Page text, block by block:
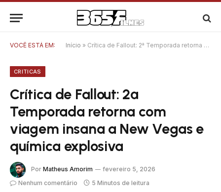
VOCÊ ESTÁ EM: Início » Crítica de Fallout: 2ª Temporada retorna com viagem insana a New Vegas e química explosiva
CRITICAS
Crítica de Fallout: 2ª
Temporada retorna com
viagem insana a New Vegas e
química explosiva
Por Matheus Amorim
fevereiro 5, 2026
Nenhum comentário
5 Minutos de leitura